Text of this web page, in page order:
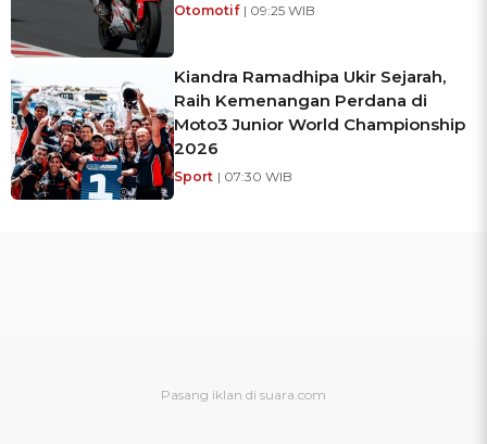
Otomotif | 09:25 WIB
Kiandra Ramadhipa Ukir Sejarah,
Raih Kemenangan Perdana di
Moto3 Junior World Championship
2026
Sport | 07:30 WIB